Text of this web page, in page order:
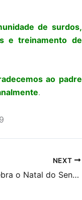
de surdos,
e treinamento de
ao padre
.
NEXT
FCD Estadual celebra o Natal do Senhor na Ilha do Governador